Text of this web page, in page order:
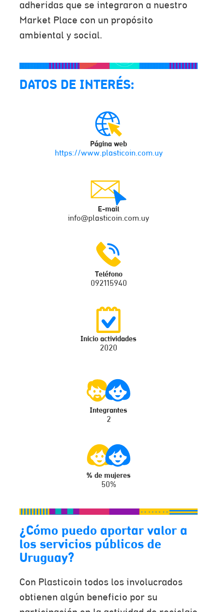
adheridas que se integraron a nuestro
Market Place con un propósito
ambiental y social.
DATOS DE INTERÉS:
Página web
https://www.plasticoin.com.uy
E-mail
info@plasticoin.com.uy
Teléfono
092115940
Inicio actividades
2020
Integrantes
2
% de mujeres
50%
¿Cómo puedo aportar valor a
los servicios públicos de
Uruguay?
Con Plasticoin todos los involucrados
obtienen algún beneficio por su